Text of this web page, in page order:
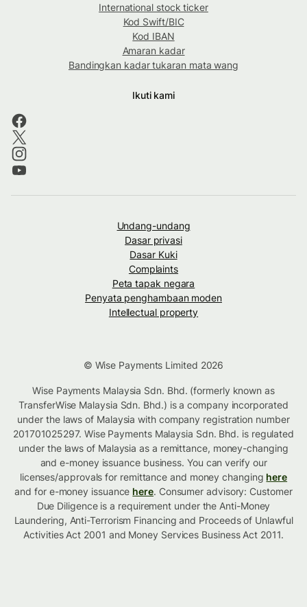
International stock ticker
Kod Swift/BIC
Kod IBAN
Amaran kadar
Bandingkan kadar tukaran mata wang
Ikuti kami
Undang-undang
Dasar privasi
Dasar Kuki
Complaints
Peta tapak negara
Penyata penghambaan moden
Intellectual property
© Wise Payments Limited 2026
Wise Payments Malaysia Sdn. Bhd. (formerly known as
TransferWise Malaysia Sdn. Bhd.) is a company incorporated
under the laws of Malaysia with company registration number
201701025297. Wise Payments Malaysia Sdn. Bhd. is regulated
under the laws of Malaysia as a remittance, money-changing
and e-money issuance business. You can verify our
licenses/approvals for remittance and money changing here
and for e-money issuance here. Consumer advisory: Customer
Due Diligence is a requirement under the Anti-Money
Laundering, Anti-Terrorism Financing and Proceeds of Unlawful
Activities Act 2001 and Money Services Business Act 2011.